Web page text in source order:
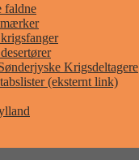
faldne
Krigsdeltagere
(eksternt link)